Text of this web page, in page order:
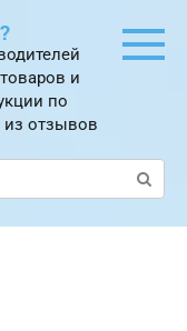
и
по
из отзывов